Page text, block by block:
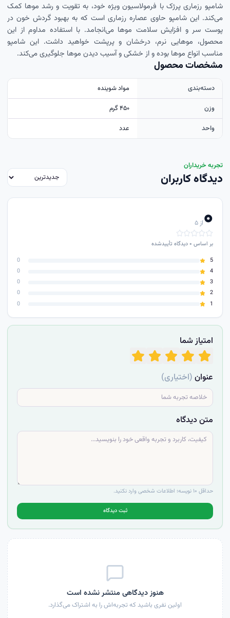
شامپو رزماری پرژک با فرمولاسیون ویژه خود، به تقویت و رشد موها کمک
می‌کند. این شامپو حاوی عصاره رزماری است که به بهبود گردش خون در
پوست سر و افزایش سلامت موها می‌انجامد. با استفاده مداوم از این
محصول، موهایی نرم، درخشان و پرپشت خواهید داشت. این شامپو
مناسب انواع موها بوده و از خشکی و آسیب دیدن موها جلوگیری می‌کند.
مشخصات محصول
دسته‌بندی
مواد شوینده
وزن
۴۵۰ گرم
واحد
عدد
تجربه خریداران
دیدگاه کاربران
۰از ۵
بر اساس ۰دیدگاه تأییدشده
5
0
4
0
3
0
2
0
1
0
امتیاز شما
عنوان(اختیاری)
متن دیدگاه
حداقل ۱۰ نویسه؛ اطلاعات شخصی وارد نکنید.
ثبت دیدگاه
هنوز دیدگاهی منتشر نشده است
اولین نفری باشید که تجربه‌اش را به اشتراک می‌گذارد.